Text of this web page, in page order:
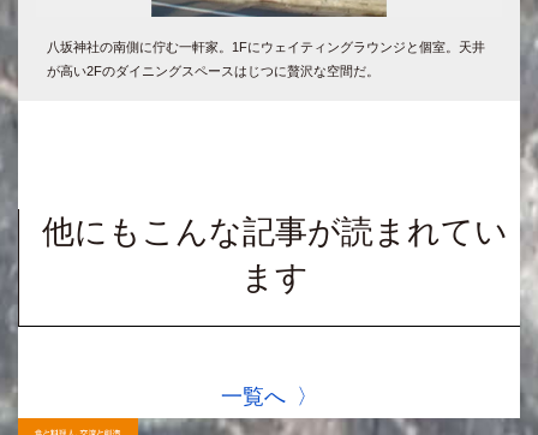
八坂神社の南側に佇む一軒家。1Fにウェイティングラウンジと個室。天井
が高い2Fのダイニングスペースはじつに贅沢な空間だ。
他にもこんな記事が読まれてい
ます
一覧へ